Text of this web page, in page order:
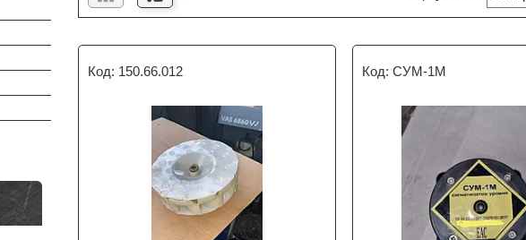
150.66.012 СУМ-1М